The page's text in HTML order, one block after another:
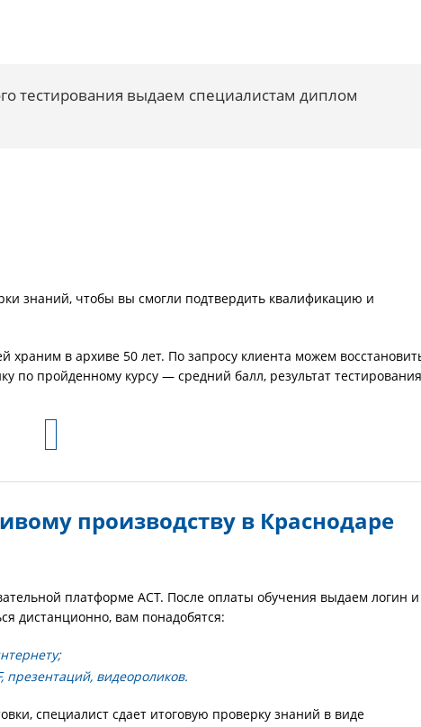
тестирования выдаем специалистам диплом
знаний, чтобы вы смогли подтвердить квалификацию и
в архиве 50 лет. По запросу клиента можем
по пройденному курсу — средний балл, результат
производству в Краснодаре
платформе АСТ. После оплаты обучения выдаем логин и
дистанционно, вам понадобятся:
видеороликов.
специалист сдает итоговую проверку знаний в виде